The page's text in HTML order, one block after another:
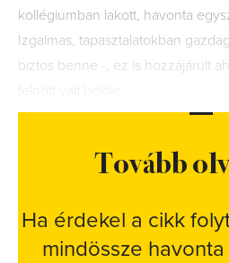
kollégiumban lakott, havonta
Izgalmas, tapasztalatokban
biztos benne -, ez is hozzájárult
Tovább
Ha érdekel a cikk
mindössze